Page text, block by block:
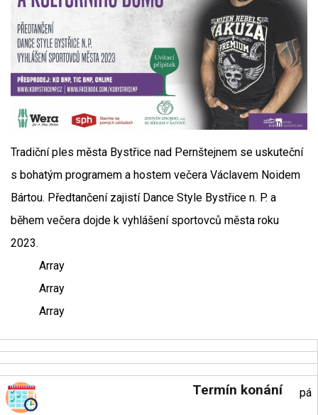
Tradiční ples města Bystřice nad Pernštejnem se uskuteční
s bohatým programem a hostem večera Václavem Noidem
Bártou. Předtančení zajistí Dance Style Bystřice n. P. a
během večera dojde k vyhlášení sportovců města roku
2023.
Array
Array
Array
Termín konání pá